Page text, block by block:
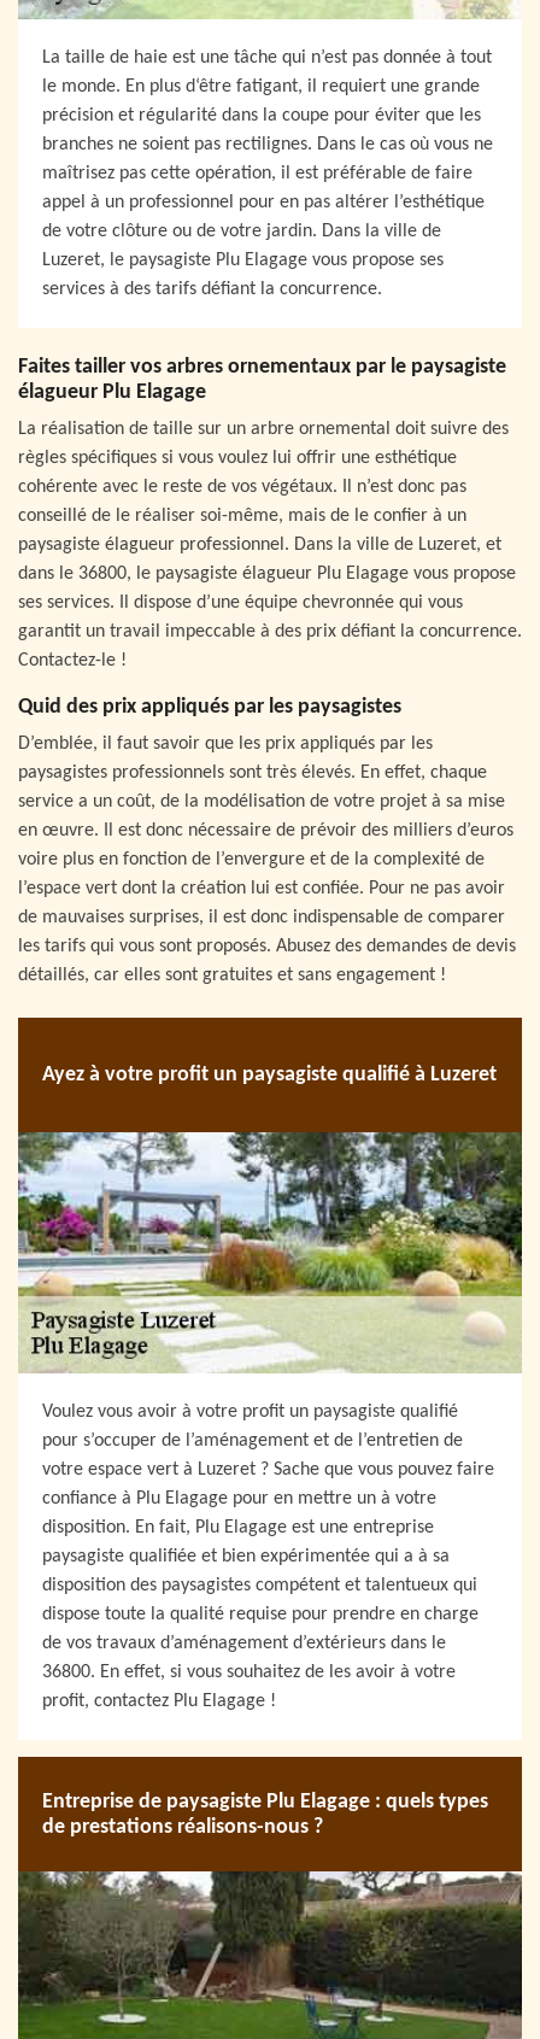
La taille de haie est une tâche qui n’est pas donnée à tout
le monde. En plus d‘être fatigant, il requiert une grande
précision et régularité dans la coupe pour éviter que les
branches ne soient pas rectilignes. Dans le cas où vous ne
maîtrisez pas cette opération, il est préférable de faire
appel à un professionnel pour en pas altérer l’esthétique
de votre clôture ou de votre jardin. Dans la ville de
Luzeret, le paysagiste Plu Elagage vous propose ses
services à des tarifs défiant la concurrence.
Faites tailler vos arbres ornementaux par le paysagiste
élagueur Plu Elagage
La réalisation de taille sur un arbre ornemental doit suivre des
règles spécifiques si vous voulez lui offrir une esthétique
cohérente avec le reste de vos végétaux. Il n’est donc pas
conseillé de le réaliser soi-même, mais de le confier à un
paysagiste élagueur professionnel. Dans la ville de Luzeret, et
dans le 36800, le paysagiste élagueur Plu Elagage vous propose
ses services. Il dispose d’une équipe chevronnée qui vous
garantit un travail impeccable à des prix défiant la concurrence.
Contactez-le !
Quid des prix appliqués par les paysagistes
D’emblée, il faut savoir que les prix appliqués par les
paysagistes professionnels sont très élevés. En effet, chaque
service a un coût, de la modélisation de votre projet à sa mise
en œuvre. Il est donc nécessaire de prévoir des milliers d’euros
voire plus en fonction de l’envergure et de la complexité de
l’espace vert dont la création lui est confiée. Pour ne pas avoir
de mauvaises surprises, il est donc indispensable de comparer
les tarifs qui vous sont proposés. Abusez des demandes de devis
détaillés, car elles sont gratuites et sans engagement !
Ayez à votre profit un paysagiste qualifié à Luzeret
Voulez vous avoir à votre profit un paysagiste qualifié
pour s’occuper de l’aménagement et de l’entretien de
votre espace vert à Luzeret ? Sache que vous pouvez faire
confiance à Plu Elagage pour en mettre un à votre
disposition. En fait, Plu Elagage est une entreprise
paysagiste qualifiée et bien expérimentée qui a à sa
disposition des paysagistes compétent et talentueux qui
dispose toute la qualité requise pour prendre en charge
de vos travaux d’aménagement d’extérieurs dans le
36800. En effet, si vous souhaitez de les avoir à votre
profit, contactez Plu Elagage !
Entreprise de paysagiste Plu Elagage : quels types
de prestations réalisons-nous ?